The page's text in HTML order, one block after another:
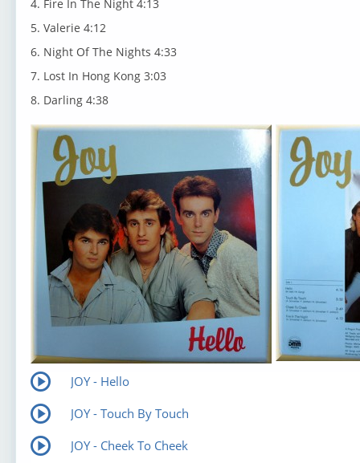
4. Fire In The Night 4:13
5. Valerie 4:12
6. Night Of The Nights 4:33
7. Lost In Hong Kong 3:03
8. Darling 4:38
JOY - Hello
JOY - Touch By Touch
JOY - Cheek To Cheek